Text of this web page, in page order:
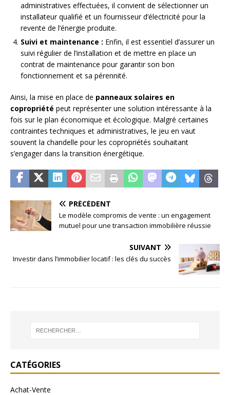
administratives effectuées, il convient de sélectionner un
installateur qualifié et un fournisseur d’électricité pour la
revente de l’énergie produite.
Suivi et maintenance : Enfin, il est essentiel d’assurer un
suivi régulier de l’installation et de mettre en place un
contrat de maintenance pour garantir son bon
fonctionnement et sa pérennité.
Ainsi, la mise en place de panneaux solaires en
copropriété peut représenter une solution intéressante à la
fois sur le plan économique et écologique. Malgré certaines
contraintes techniques et administratives, le jeu en vaut
souvent la chandelle pour les copropriétés souhaitant
s’engager dans la transition énergétique.
PRÉCÉDENT
Le modèle compromis de vente : un engagement
mutuel pour une transaction immobilière réussie
SUIVANT
Investir dans l’immobilier locatif : les clés du succès
CATÉGORIES
Achat-Vente